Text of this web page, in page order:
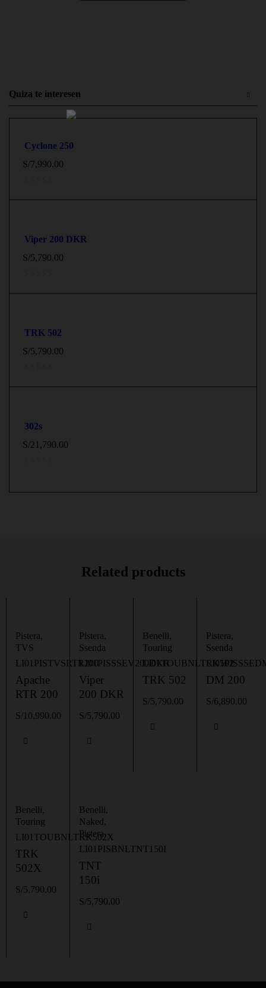
Quiza te interesen
Cyclone 250
S/7,990.00
Viper 200 DKR
S/5,790.00
TRK 502
S/5,790.00
302s
S/21,790.00
Related products
Pistera,
TVS
LI01PISTVSRTR200
Apache
RTR 200
S/10,990.00
Pistera,
Ssenda
LI01PISSSEV200DKR
Viper
200 DKR
S/5,790.00
Benelli,
Touring
LI01TOUBNLTRK502
TRK 502
S/5,790.00
Pistera,
Ssenda
DM 200
S/6,890.00
Benelli,
Touring
LI01TOUBNLTRK502X
TRK
502X
S/5,790.00
Benelli,
Naked,
Pistera
LI01PISBNLTNT150I
TNT
150i
S/5,790.00